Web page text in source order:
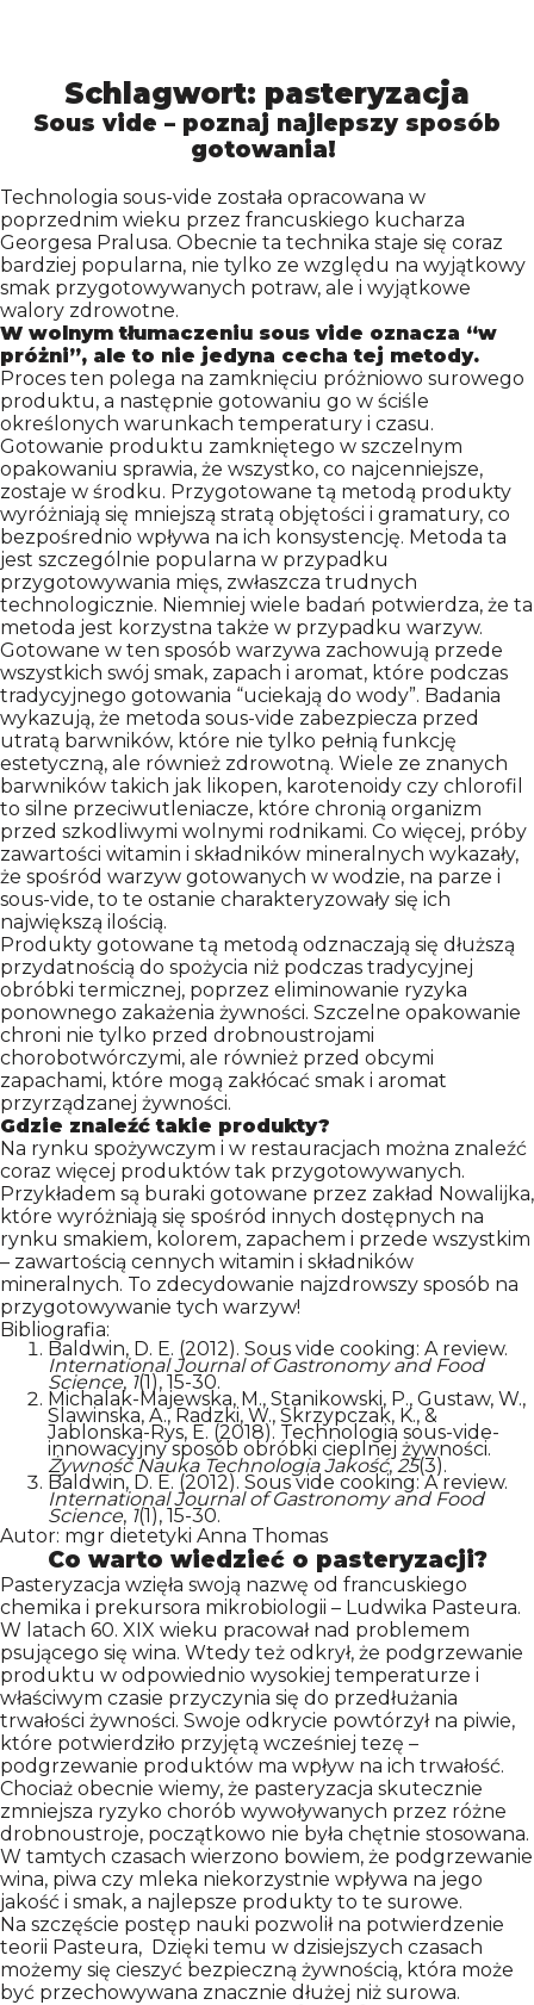
PL EN DE NL
PRODUKTE
UNTERNEHMEN
ZERTIFIKATE
PRODUKTION
KONTAKT
Schlagwort: pasteryzacja
Sous vide – poznaj najlepszy sposób
gotowania!
Technologia sous-vide została opracowana w
poprzednim wieku przez francuskiego kucharza
Georgesa Pralusa. Obecnie ta technika staje się coraz
bardziej popularna, nie tylko ze względu na wyjątkowy
smak przygotowywanych potraw, ale i wyjątkowe
walory zdrowotne.
W wolnym tłumaczeniu sous vide oznacza “w
próżni”, ale to nie jedyna cecha tej metody.
Proces ten polega na zamknięciu próżniowo surowego
produktu, a następnie gotowaniu go w ściśle
określonych warunkach temperatury i czasu.
Gotowanie produktu zamkniętego w szczelnym
opakowaniu sprawia, że wszystko, co najcenniejsze,
zostaje w środku. Przygotowane tą metodą produkty
wyróżniają się mniejszą stratą objętości i gramatury, co
bezpośrednio wpływa na ich konsystencję. Metoda ta
jest szczególnie popularna w przypadku
przygotowywania mięs, zwłaszcza trudnych
technologicznie. Niemniej wiele badań potwierdza, że ta
metoda jest korzystna także w przypadku warzyw.
Gotowane w ten sposób warzywa zachowują przede
wszystkich swój smak, zapach i aromat, które podczas
tradycyjnego gotowania “uciekają do wody”. Badania
wykazują, że metoda sous-vide zabezpiecza przed
utratą barwników, które nie tylko pełnią funkcję
estetyczną, ale również zdrowotną. Wiele ze znanych
barwników takich jak likopen, karotenoidy czy chlorofil
to silne przeciwutleniacze, które chronią organizm
przed szkodliwymi wolnymi rodnikami. Co więcej, próby
zawartości witamin i składników mineralnych wykazały,
że spośród warzyw gotowanych w wodzie, na parze i
sous-vide, to te ostanie charakteryzowały się ich
największą ilością.
Produkty gotowane tą metodą odznaczają się dłuższą
przydatnością do spożycia niż podczas tradycyjnej
obróbki termicznej, poprzez eliminowanie ryzyka
ponownego zakażenia żywności. Szczelne opakowanie
chroni nie tylko przed drobnoustrojami
chorobotwórczymi, ale również przed obcymi
zapachami, które mogą zakłócać smak i aromat
przyrządzanej żywności.
Gdzie znaleźć takie produkty?
Na rynku spożywczym i w restauracjach można znaleźć
coraz więcej produktów tak przygotowywanych.
Przykładem są buraki gotowane przez zakład Nowalijka,
które wyróżniają się spośród innych dostępnych na
rynku smakiem, kolorem, zapachem i przede wszystkim
– zawartością cennych witamin i składników
mineralnych. To zdecydowanie najzdrowszy sposób na
przygotowywanie tych warzyw!
Bibliografia:
Baldwin, D. E. (2012). Sous vide cooking: A review.
International Journal of Gastronomy and Food
Science, 1(1), 15-30.
Michalak-Majewska, M., Stanikowski, P., Gustaw, W.,
Slawinska, A., Radzki, W., Skrzypczak, K., &
Jablonska-Rys, E. (2018). Technologia sous-vide-
innowacyjny sposób obróbki cieplnej żywności.
Żywność Nauka Technologia Jakość,25(3).
Baldwin, D. E. (2012). Sous vide cooking: A review.
International Journal of Gastronomy and Food
Science, 1(1), 15-30.
Autor: mgr dietetyki Anna Thomas
Co warto wiedzieć o pasteryzacji?
Pasteryzacja wzięła swoją nazwę od francuskiego
chemika i prekursora mikrobiologii – Ludwika Pasteura.
W latach 60. XIX wieku pracował nad problemem
psującego się wina. Wtedy też odkrył, że podgrzewanie
produktu w odpowiednio wysokiej temperaturze i
właściwym czasie przyczynia się do przedłużania
trwałości żywności. Swoje odkrycie powtórzył na piwie,
które potwierdziło przyjętą wcześniej tezę –
podgrzewanie produktów ma wpływ na ich trwałość.
Chociaż obecnie wiemy, że pasteryzacja skutecznie
zmniejsza ryzyko chorób wywoływanych przez różne
drobnoustroje, początkowo nie była chętnie stosowana.
W tamtych czasach wierzono bowiem, że podgrzewanie
wina, piwa czy mleka niekorzystnie wpływa na jego
jakość i smak, a najlepsze produkty to te surowe.
Na szczęście postęp nauki pozwolił na potwierdzenie
teorii Pasteura, Dzięki temu w dzisiejszych czasach
możemy się cieszyć bezpieczną żywnością, która może
być przechowywana znacznie dłużej niż surowa.